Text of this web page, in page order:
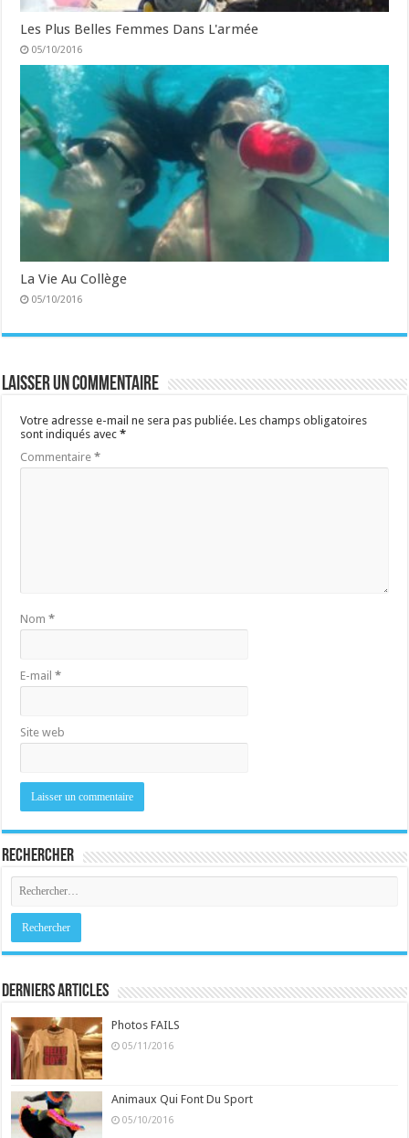
Les Plus Belles Femmes Dans L'armée
05/10/2016
La Vie Au Collège
05/10/2016
Laisser un commentaire
Votre adresse e-mail ne sera pas publiée. Les champs obligatoires
sont indiqués avec*
Commentaire*
Nom*
E-mail*
Site web
Rechercher
Derniers Articles
Photos FAILS
05/11/2016
Animaux Qui Font Du Sport
05/10/2016